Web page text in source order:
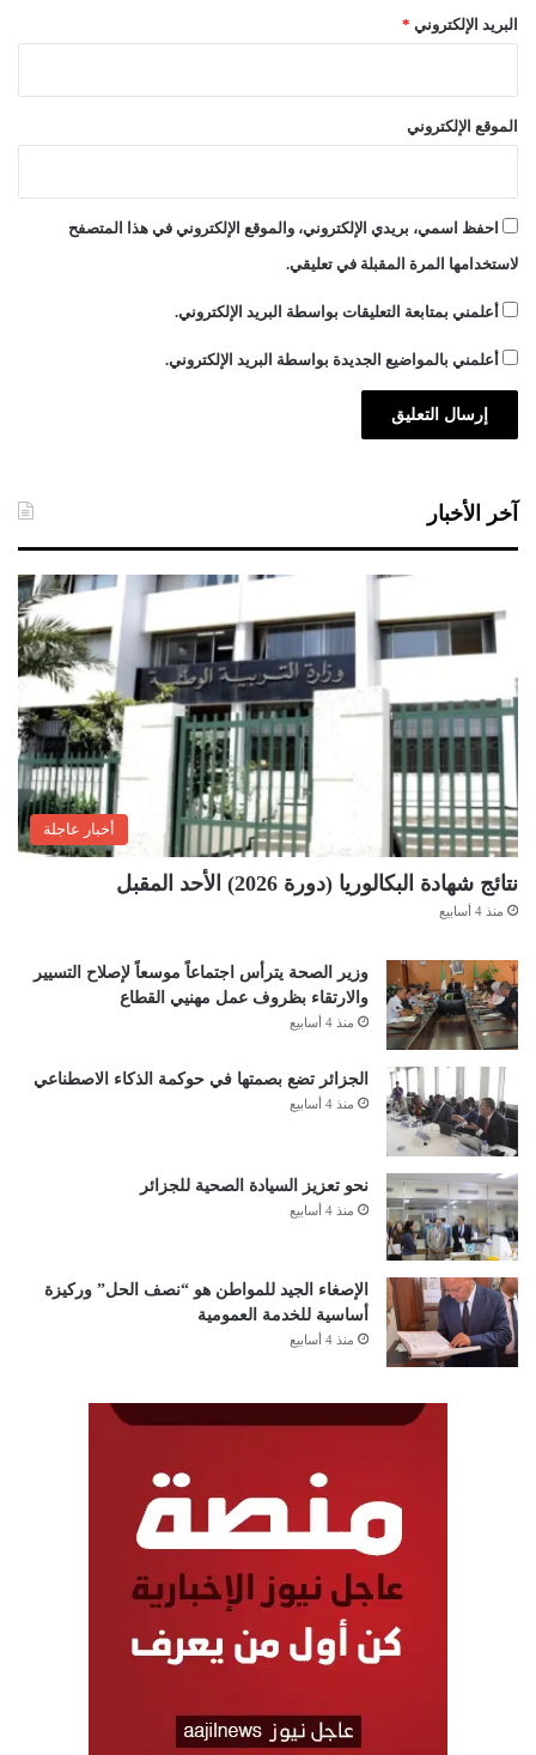
البريد الإلكتروني *
الموقع الإلكتروني
احفظ اسمي، بريدي الإلكتروني، والموقع الإلكتروني في هذا المتصفح
لاستخدامها المرة المقبلة في تعليقي.
أعلمني بمتابعة التعليقات بواسطة البريد الإلكتروني.
أعلمني بالمواضيع الجديدة بواسطة البريد الإلكتروني.
آخر الأخبار
أخبار عاجلة
نتائج شهادة البكالوريا (دورة 2026) الأحد المقبل
منذ 4 أسابيع
وزير الصحة يترأس اجتماعاً موسعاً لإصلاح التسيير
والارتقاء بظروف عمل مهنيي القطاع
منذ 4 أسابيع
الجزائر تضع بصمتها في حوكمة الذكاء الاصطناعي
منذ 4 أسابيع
نحو تعزيز السيادة الصحية للجزائر
منذ 4 أسابيع
الإصغاء الجيد للمواطن هو “نصف الحل” وركيزة
أساسية للخدمة العمومية
منذ 4 أسابيع